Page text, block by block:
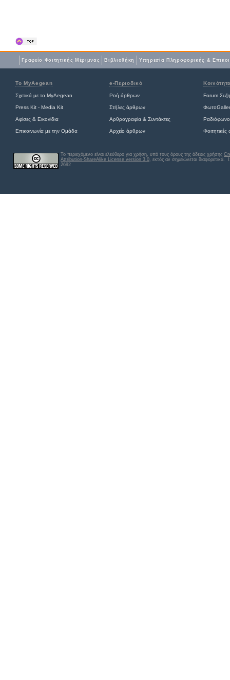
Γραφείο Φοιτητικής Μέριμνας Βιβλιοθήκη Yπηρεσία Πληροφορικής &
Το MyAegean e-Περιοδικό
Σχετικά με το MyAegean Ροή άρθρων Forum
Press Kit - Media Kit Στήλες άρθρων
Αφίσες & Εικονίδια Αρθρογραφία & Συντάκτες Ραδιόφωνο
Επικοινωνία με την Ομάδα Αρχείο άρθρων
Το περιεχόμενο είναι ελεύθερο για χρήση, υπό τους όρους της άδειας χρήσης
Attribution-ShareAlike License version 3.0, εκτός αν σημειώνεται διαφορετικά.
2692